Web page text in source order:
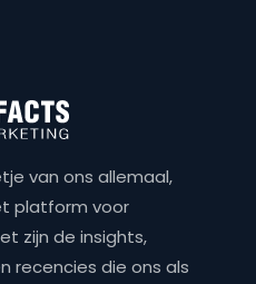
van ons allemaal,
platform voor
zijn de insights,
recencies die ons als